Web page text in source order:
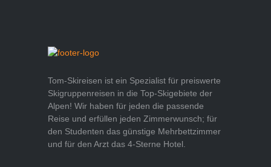
Tom-Skireisen ist ein Spezialist für preiswerte
Skigruppenreisen in die Top-Skigebiete der
Alpen! Wir haben für jeden die passende
Reise und erfüllen jeden Zimmerwunsch; für
den Studenten das günstige Mehrbettzimmer
und für den Arzt das 4-Sterne Hotel.